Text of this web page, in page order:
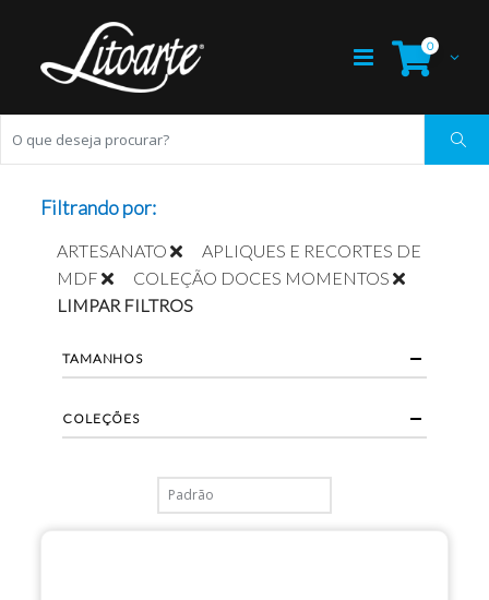
0
Filtrando por:
ARTESANATO
APLIQUES E RECORTES DE
MDF
COLEÇÃO DOCES MOMENTOS
LIMPAR FILTROS
TAMANHOS
COLEÇÕES